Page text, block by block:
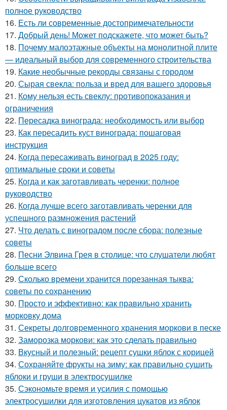
полное руководство
16. Есть ли современные достопримечательности
17. Добрый день! Может подскажете, что может быть?
18. Почему малоэтажные объекты на монолитной плите
— идеальный выбор для современного строительства
19. Какие необычные рекорды связаны с городом
20. Сырая свекла: польза и вред для вашего здоровья
21. Кому нельзя есть свеклу: противопоказания и
ограничения
22. Пересадка винограда: необходимость или выбор
23. Как пересадить куст винограда: пошаговая
инструкция
24. Когда пересаживать виноград в 2025 году:
оптимальные сроки и советы
25. Когда и как заготавливать черенки: полное
руководство
26. Когда лучше всего заготавливать черенки для
успешного размножения растений
27. Что делать с виноградом после сбора: полезные
советы
28. Песни Элвина Грея в столице: что слушатели любят
больше всего
29. Сколько времени хранится порезанная тыква:
советы по сохранению
30. Просто и эффективно: как правильно хранить
морковку дома
31. Секреты долговременного хранения моркови в песке
32. Заморозка моркови: как это сделать правильно
33. Вкусный и полезный: рецепт сушки яблок с корицей
34. Сохраняйте фрукты на зиму: как правильно сушить
яблоки и груши в электросушилке
35. Сэкономьте время и усилия с помощью
электросушилки для изготовления цукатов из яблок